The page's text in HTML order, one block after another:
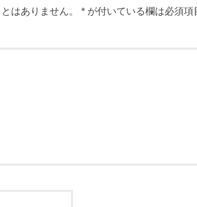
はありません。 * が付いている欄は必須項